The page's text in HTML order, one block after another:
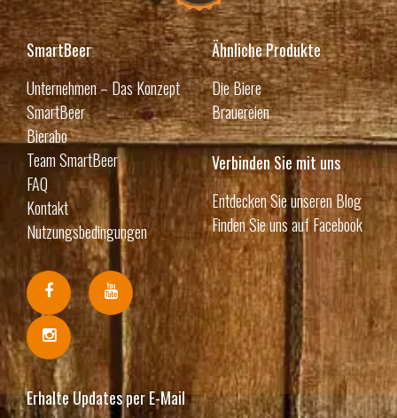
SmartBeer
Unternehmen – Das Konzept
SmartBeer
Bierabo
Team SmartBeer
FAQ
Kontakt
Nutzungsbedingungen
Ähnliche Produkte
Die Biere
Brauereien
Verbinden Sie mit uns
Entdecken Sie unseren Blog
Finden Sie uns auf Facebook
Erhalte Updates per E-Mail